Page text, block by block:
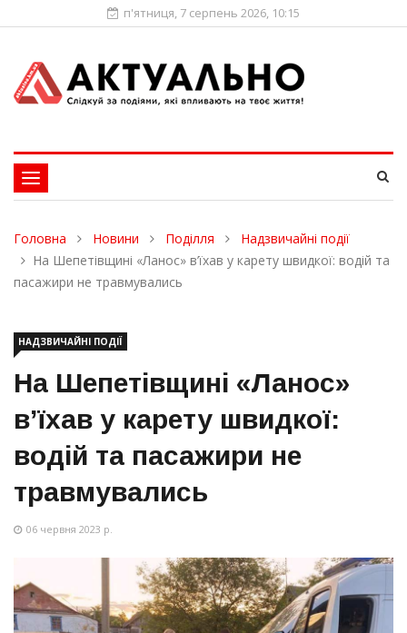
п'ятниця, 7 серпень 2026, 10:15
Toggle
navigation
Головна Новини Поділля
Надзвичайні події
На Шепетівщині «Ланос» в’їхав у карету швидкої: водій та
пасажири не травмувались
НАДЗВИЧАЙНІ ПОДІЇ
На Шепетівщині «Ланос»
в’їхав у карету швидкої:
водій та пасажири не
травмувались
06 червня 2023 р.